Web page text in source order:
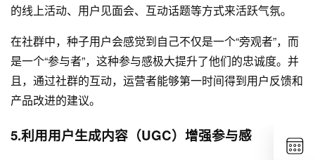
的线上活动、用户见面会、互动话题等方式来活跃气氛。
在社群中，种子用户会感觉到自己不仅是一个“旁观者”，而
是一个“参与者”，这种参与感极大提升了他们的忠诚度。并
且，通过社群的互动，运营者能够第一时间得到用户反馈和
产品改进的建议。
5.利用用户生成内容（UGC）增强参与感